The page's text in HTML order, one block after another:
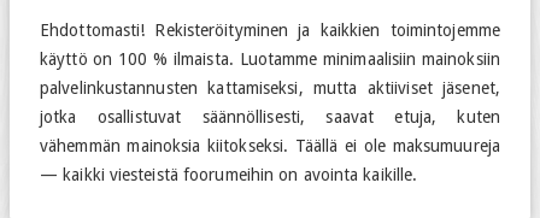
Ehdottomasti! Rekisteröityminen ja kaikkien toimintojemme
käyttö on 100 % ilmaista. Luotamme minimaalisiin mainoksiin
palvelinkustannusten kattamiseksi, mutta aktiiviset jäsenet,
jotka osallistuvat säännöllisesti, saavat etuja, kuten
vähemmän mainoksia kiitokseksi. Täällä ei ole maksumuureja
— kaikki viesteistä foorumeihin on avointa kaikille.